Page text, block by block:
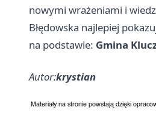
nowymi wrażeniami i
Błędowska najlepiej
na podstawie: Gmina
Autor:krystian